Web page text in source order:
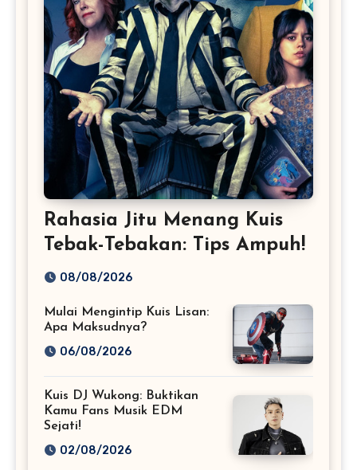
Rahasia Jitu Menang Kuis
Tebak-Tebakan: Tips Ampuh!
08/08/2026
Mulai Mengintip Kuis Lisan:
Apa Maksudnya?
06/08/2026
Kuis DJ Wukong: Buktikan
Kamu Fans Musik EDM
Sejati!
02/08/2026